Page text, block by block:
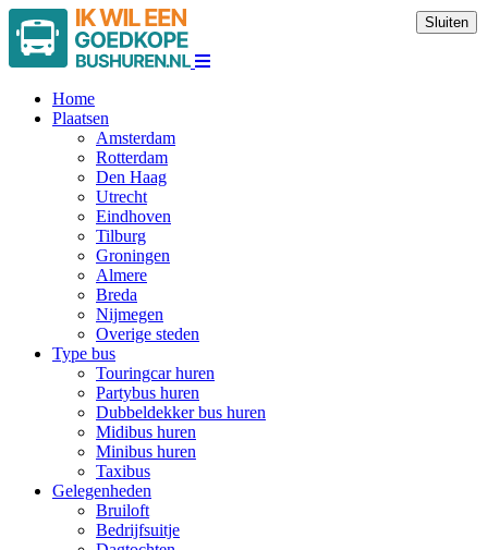
Home
Plaatsen
Amsterdam
Rotterdam
Den Haag
Utrecht
Eindhoven
Tilburg
Groningen
Almere
Breda
Nijmegen
Overige steden
Type bus
Touringcar huren
Partybus huren
Dubbeldekker bus huren
Midibus huren
Minibus huren
Taxibus
Gelegenheden
Bruiloft
Bedrijfsuitje
Sluiten